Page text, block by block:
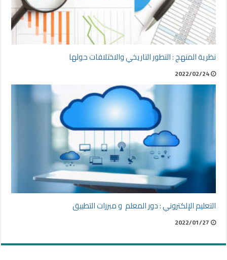
نظرية المنهج : التطور التاريخي والاختلافات حولها
2022/02/24
التعليم الإلكتروني : دور المعلم و مبررات التطبيق
2022/01/27